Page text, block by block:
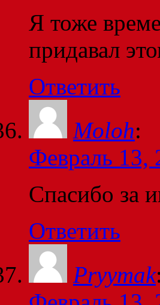
Я тоже
придавал
Ответить
Moloh:
Февраль 13,
Спасибо за
Ответить
Pryymak: